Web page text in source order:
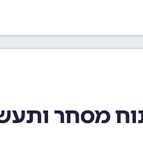
ותעשיה בעמ